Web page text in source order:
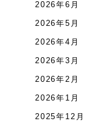
2026年6月
2026年5月
2026年4月
2026年3月
2026年2月
2026年1月
2025年12月